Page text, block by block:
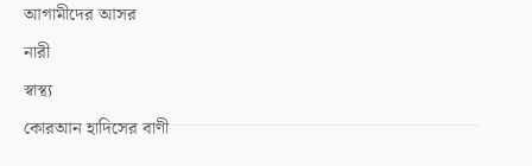
আগামীদের আসর
নারী
স্বাস্থ্য
কোরআন হাদিসের বাণী